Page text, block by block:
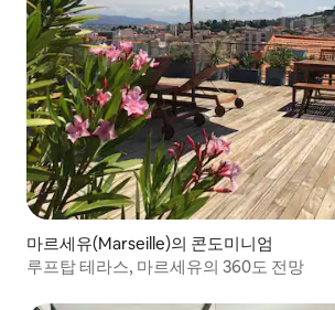
마르세유(Marseille)의 콘도미니엄
루프탑 테라스, 마르세유의 360도 전망